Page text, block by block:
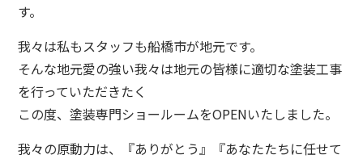
す。
我々は私もスタッフも船橋市が地元です。
そんな地元愛の強い我々は地元の皆様に適切な塗装工事
を行っていただきたく
この度、塗装専門ショールームをOPENいたしました。
我々の原動力は、『ありがとう』『あなたたちに任せて